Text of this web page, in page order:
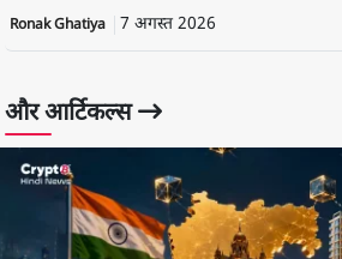
Ronak Ghatiya 7 अगस्त 2026
और आर्टिकल्स